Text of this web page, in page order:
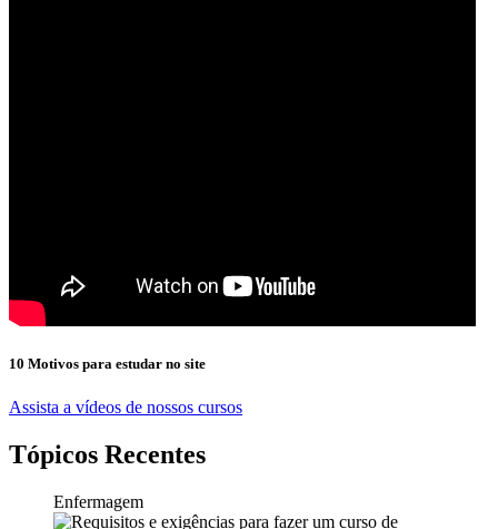
10 Motivos para estudar no site
Assista a vídeos de nossos cursos
Tópicos Recentes
Enfermagem